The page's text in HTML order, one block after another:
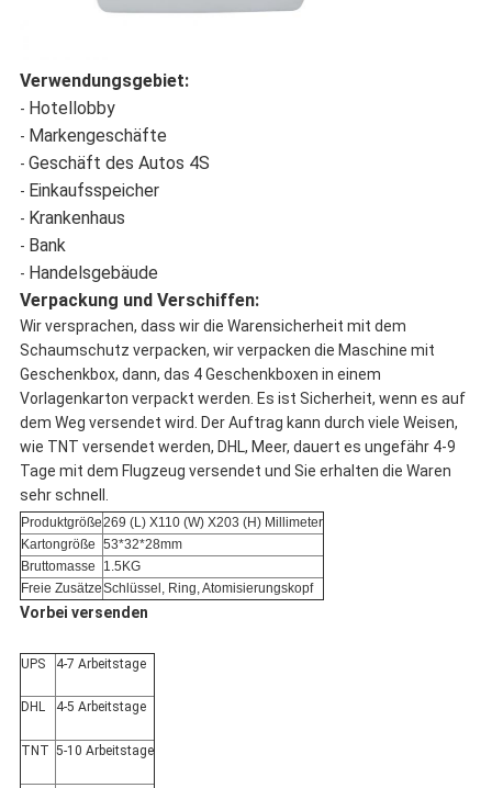
Verwendungsgebiet:
- Hotellobby
- Markengeschäfte
- Geschäft des Autos 4S
- Einkaufsspeicher
- Krankenhaus
- Bank
- Handelsgebäude
Verpackung und Verschiffen:
Wir versprachen, dass wir die Warensicherheit mit dem
Schaumschutz verpacken, wir verpacken die Maschine mit
Geschenkbox, dann, das 4 Geschenkboxen in einem
Vorlagenkarton verpackt werden. Es ist Sicherheit, wenn es auf
dem Weg versendet wird. Der Auftrag kann durch viele Weisen,
wie TNT versendet werden, DHL, Meer, dauert es ungefähr 4-9
Tage mit dem Flugzeug versendet und Sie erhalten die Waren
sehr schnell.
Produktgröße269 (L) X110 (W) X203 (H) Millimeter
Kartongröße 53*32*28mm
Bruttomasse
1.5KG
Freie ZusätzeSchlüssel, Ring, Atomisierungskopf
Vorbei versenden
UPS 4-7 Arbeitstage
DHL 4-5 Arbeitstage
TNT 5-10 Arbeitstage